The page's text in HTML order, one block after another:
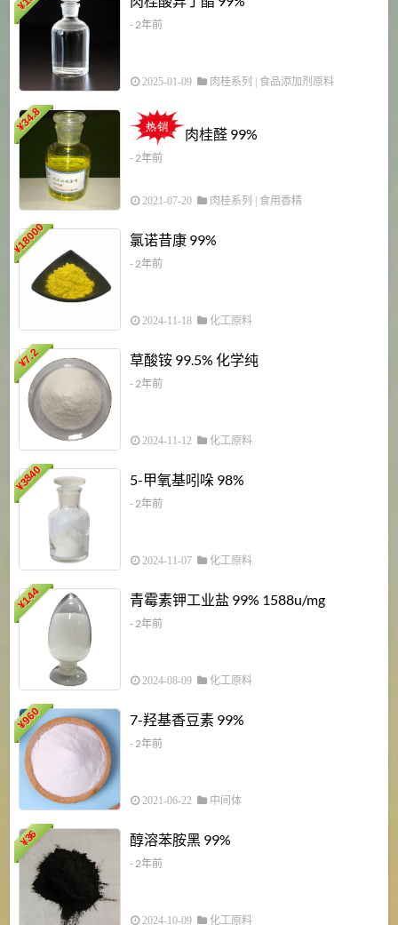
¥
- 2年前
2025-01-09 肉桂系列 | 食品添加剂原料
¥
34.8
肉桂醛 99%
- 2年前
2021-07-20 肉桂系列 食用香精
¥
18000 氯诺昔康 99%
- 2年前
2024-11-18 化工原料
¥
7.2 草酸铵 99.5% 化学纯
- 2年前
2024-11-12 化工原料
¥
3840 5-甲氧基吲哚 98%
- 2年前
2024-11-07 化工原料
¥
144 青霉素钾工业盐 99% 1588u/mg
- 2年前
2024-08-09 化工原料
¥
960 7-羟基香豆素 99%
- 2年前
2021-06-22 中间体
¥
36 醇溶苯胺黑 99%
- 2年前
2024-10-09 化工原料